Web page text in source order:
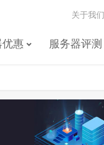
优惠 服务器评测
关于我们